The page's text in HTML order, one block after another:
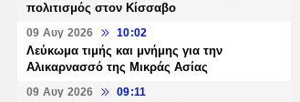
πολιτισμός στον Κίσσαβο
09 Αυγ 2026 10:02
Λεύκωμα τιμής και μνήμης για την
Αλικαρνασσό της Μικράς Ασίας
09 Αυγ 2026 09:11